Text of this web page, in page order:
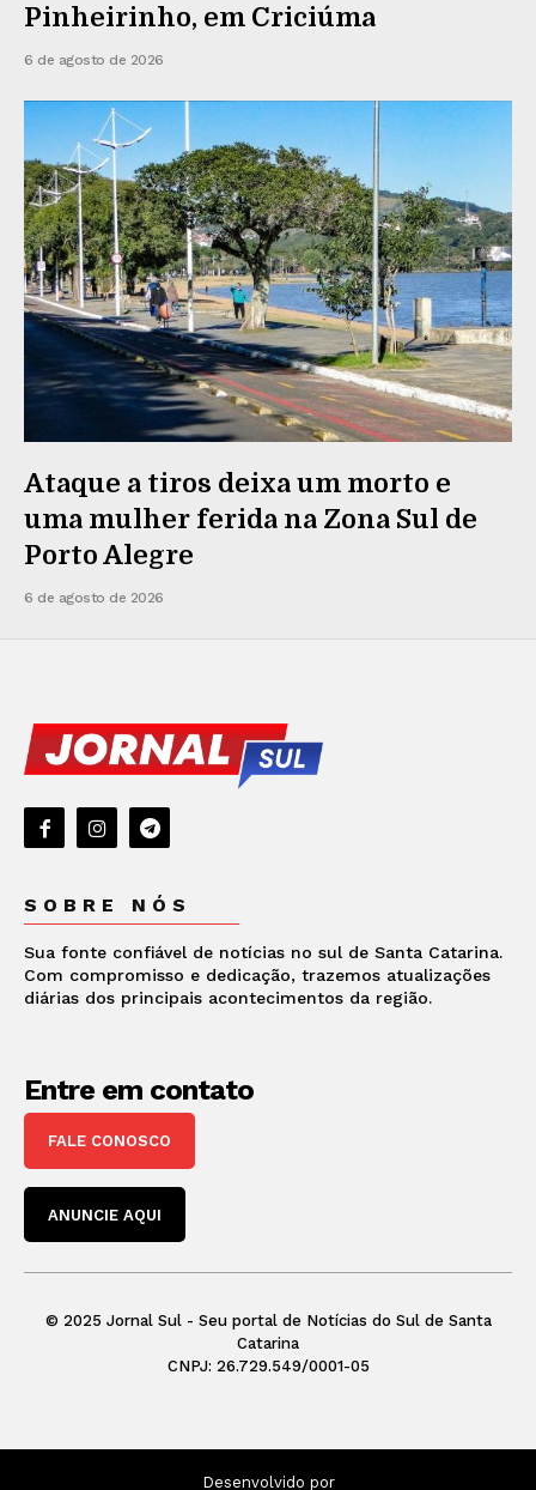
Pinheirinho, em Criciúma
6 de agosto de 2026
Ataque a tiros deixa um morto e
uma mulher ferida na Zona Sul de
Porto Alegre
6 de agosto de 2026
SOBRE NÓS
Sua fonte confiável de notícias no sul de Santa Catarina.
Com compromisso e dedicação, trazemos atualizações
diárias dos principais acontecimentos da região.
Entre em contato
FALE CONOSCO
ANUNCIE AQUI
© 2025 Jornal Sul - Seu portal de Notícias do Sul de Santa
Catarina
CNPJ: 26.729.549/0001-05
Desenvolvido por